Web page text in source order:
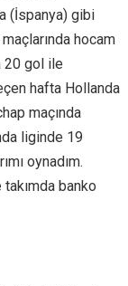
(İspanya) gibi
hocam
20 gol ile
hafta Hollanda
maçında
liginde 19
oynadım.
banko